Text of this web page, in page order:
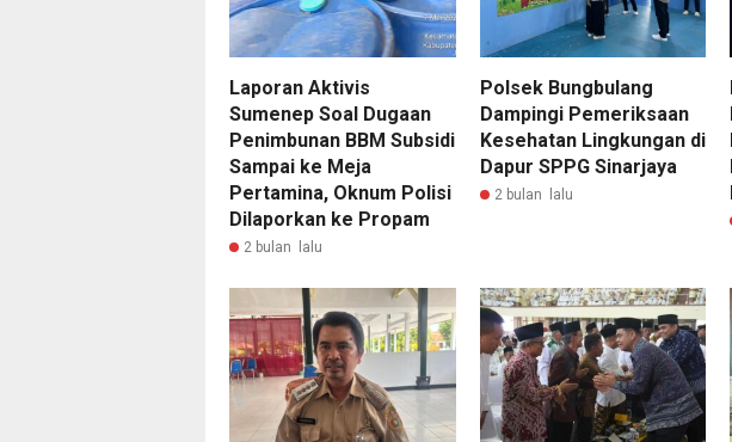
Laporan Aktivis
Sumenep Soal Dugaan
Penimbunan BBM Subsidi
Sampai ke Meja
Pertamina, Oknum Polisi
Dilaporkan ke Propam
2 bulan lalu
Polsek Bungbulang
Dampingi Pemeriksaan
Kesehatan Lingkungan di
Dapur SPPG Sinarjaya
2 bulan lalu